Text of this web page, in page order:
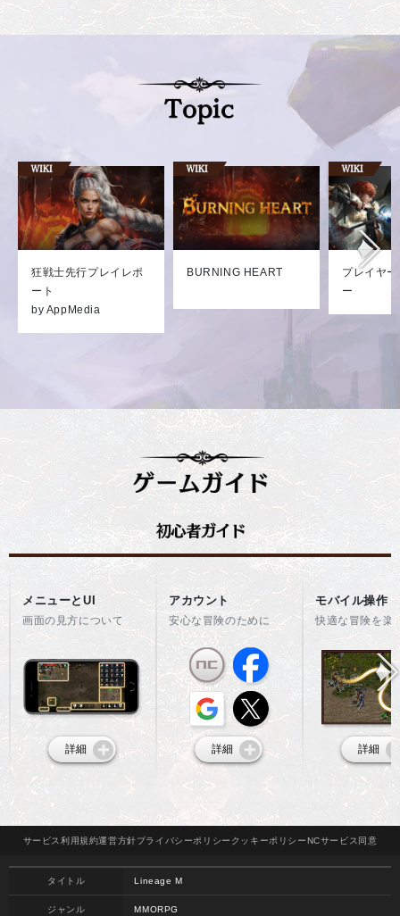
狂戦士先行プレイレポ
ート
by AppMedia
BURNING HEART
プレイヤ
ー
メニューとUI
画面の見方について
詳細
アカウント
安心な冒険のために
詳細
モバイル操作
快適な冒険を楽
詳細
サービス 利用規約運営方針プライバシーポリシー クッキーポリシーNCサービス 同意
タイトル Lineage M
ジャンル MMORPG